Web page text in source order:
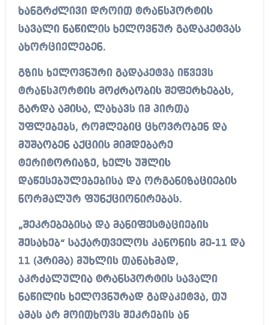
ხანგრძლივი დროით ტრანსპორტის
სავალი ნაწილის ხელოვნურ გადაკეტვას
ახორციელებენ.
გზის ხელოვნური გადაკეტვა იწვევს
ტრანსპორტის მოძრაობის შეფერხებას,
გარდა ამისა, ლახავს იმ პირთა
უფლებებს, რომლებიც ცხოვრობენ და
მუშაობენ აქციის მიმდებარე
ტერიტორიაზე, ხელს უშლის
დაწესებულებებისა და ორგანიზაციების
ნორმალურ ფუნქციონირებას.
„შეკრებებისა და მანიფესტაციების
შესახებ“ საქართველოს კანონის მე-11 და
11 (პრიმა) მუხლის თანახმად,
აკრძალულია ტრანსპორტის სავალი
ნაწილის ხელოვნურად გადაკეტვა, თუ
ამას არ მოითხოვს შეკრების ან